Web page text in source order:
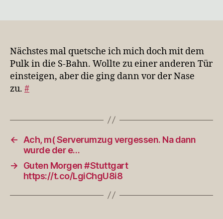
mich
doch
dem
Nächstes mal quetsche ich mich doch mit dem
Pulk in die S-Bahn. Wollte zu einer anderen Tür
einsteigen, aber die ging dann vor der Nase
zu. #
←
Ach, m( Serverumzug vergessen. Na dann
wurde der e…
→
Guten Morgen #Stuttgart
https://t.co/LgiChgU8i8